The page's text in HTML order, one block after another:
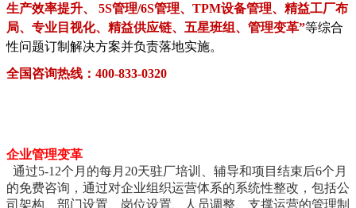
生产效率提升、 5S管理/6S管理、TPM设备管理、精益工厂布
局、专业目视化、精益供应链、五星班组、管理变革”等综合
性问题订制解决方案并负责落地实施。
全国咨询热线：400-833-0320
企业管理变革
通过5-12个月的每月20天驻厂培训、辅导和项目结束后6个月
的免费咨询，通过对企业组织运营体系的系统性整改，包括公
司架构、部门设置、岗位设置、人员调整、支撑运营的管理制